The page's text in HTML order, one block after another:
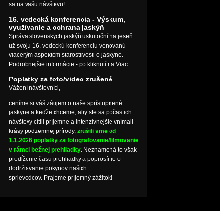
sa na vašu návštevu!
16. vedecká konferencia - Výskum,
využívanie a ochrana jaskýň
Správa slovenských jaskýň uskutoční na jeseň
už svoju 16. vedeckú konferenciu venovanú
viacerým aspektom starostlivosti o jaskyne.
Podrobnejšie informácie - po kliknutí na Viac....
Poplatky za foto/video zrušené
Vážení návštevníci,
ceníme si váš záujem o naše sprístupnené
jaskyne a keďže chceme, aby ste sa počas ich
návštevy cítili príjemne a intenzívnejšie vnímali
krásy podzemnej prírody, zrušili sme od
1.1.2026 poplatky za fotografovanie/filmovanie
v rámci bežnej prehliadky . Neznamená to však
predĺženie času prehliadky a poprosíme o
dodržiavanie pokynov našich
sprievodcov. Prajeme príjemný zážitok!